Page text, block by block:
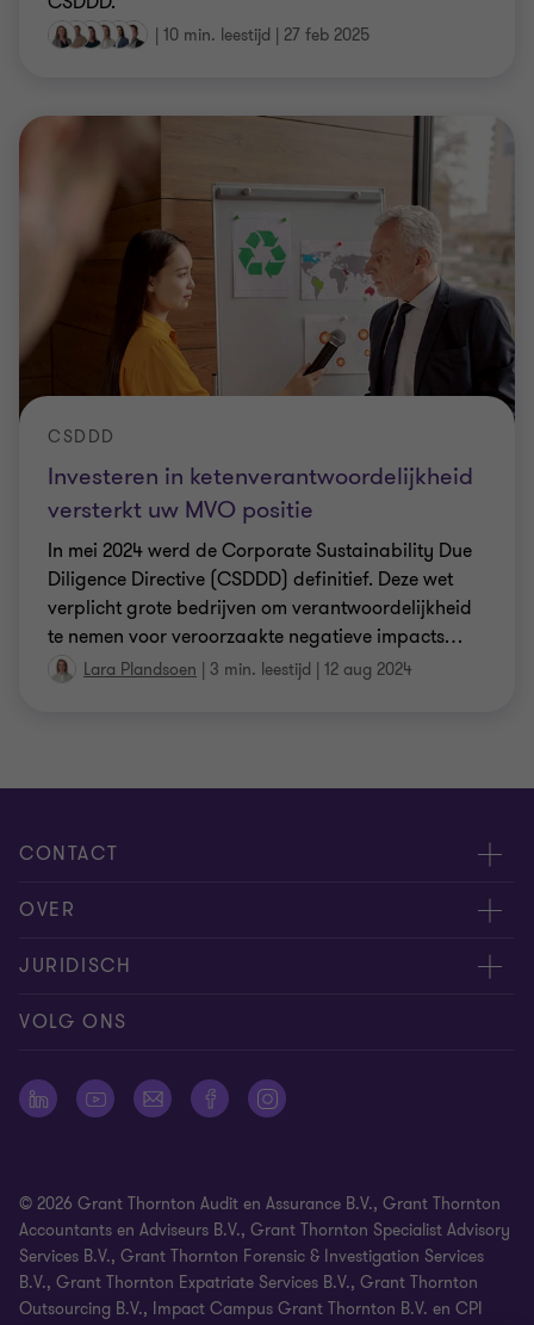
| 10 min. leestijd | 27 feb 2025
Investeren in ketenverantwoordelijkheid
versterkt uw MVO positie
CSDDD
In mei 2024 werd de Corporate Sustainability Due
Diligence Directive (CSDDD) definitief. Deze wet
verplicht grote bedrijven om verantwoordelijkheid
te nemen voor veroorzaakte negatieve impacts…
Lara Plandsoen | 3 min. leestijd | 12 aug 2024
CONTACT
Evenementen
Neem contact op
OVER
Carrière
Over ons
Pers
JURIDISCH
Algemene voorwaarden
Cookievoorkeuren
Identificatieplicht
Klachtenprocedure
Privacy statement
VOLG ONS
© 2026 Grant Thornton Audit en Assurance B.V., Grant Thornton
Accountants en Adviseurs B.V., Grant Thornton Specialist Advisory
Services B.V., Grant Thornton Forensic & Investigation Services
B.V., Grant Thornton Expatriate Services B.V., Grant Thornton
Outsourcing B.V., Impact Campus Grant Thornton B.V. en CPI